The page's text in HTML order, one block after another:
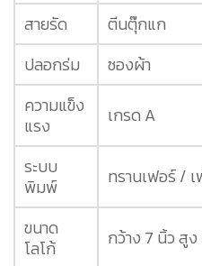
สายรัด
ตีนตุ๊กแก
ปลอกร่ม
ซองผ้า
ความแข็ง
แรง
เกรด A
ระบบ
พิมพ์
ทรานเฟอร์ /
ขนาด
โลโก้
กว้าง 7 นิ้ว สู